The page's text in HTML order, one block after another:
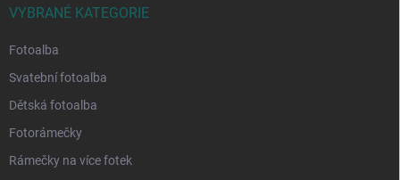
VYBRANÉ KATEGORIE
Fotoalba
Svatební fotoalba
Dětská fotoalba
Fotorámečky
Rámečky na více fotek